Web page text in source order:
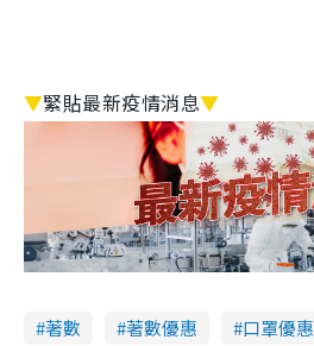
▼緊貼最新疫情消息▼
著數 著數優惠 口罩優惠